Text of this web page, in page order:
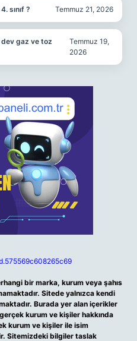
sınıf ? Temmuz 21, 2026
dev gaz ve toz
Temmuz 19,
2026
bir marka, kurum veya şahıs
Sitede yalnızca kendi
Burada yer alan içerikler
kurum ve kişiler hakkında
kurum ve kişiler ile isim
Sitemizdeki bilgiler taslak